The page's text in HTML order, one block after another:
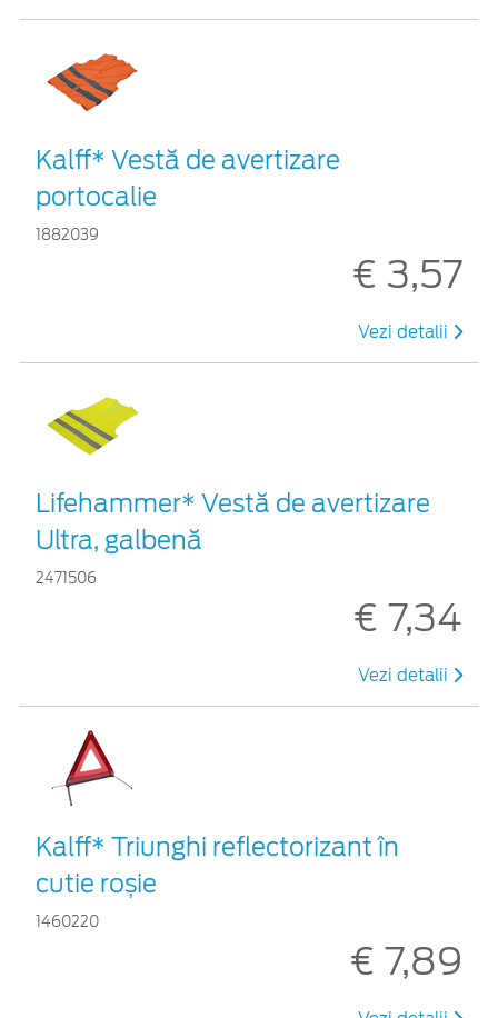
Kalff* Vestă de avertizare
portocalie
1882039
€ 3,57
Vezi detalii
Lifehammer* Vestă de avertizare
Ultra, galbenă
2471506
€ 7,34
Vezi detalii
Kalff* Triunghi reflectorizant în
cutie roșie
1460220
€ 7,89